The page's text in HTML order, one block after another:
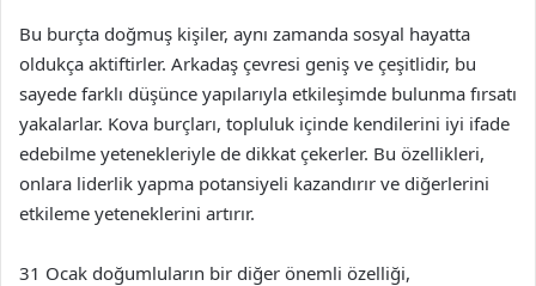
Bu burçta doğmuş kişiler, aynı zamanda sosyal hayatta
oldukça aktiftirler. Arkadaş çevresi geniş ve çeşitlidir, bu
sayede farklı düşünce yapılarıyla etkileşimde bulunma fırsatı
yakalarlar. Kova burçları, topluluk içinde kendilerini iyi ifade
edebilme yetenekleriyle de dikkat çekerler. Bu özellikleri,
onlara liderlik yapma potansiyeli kazandırır ve diğerlerini
etkileme yeteneklerini artırır.
31 Ocak doğumluların bir diğer önemli özelliği,